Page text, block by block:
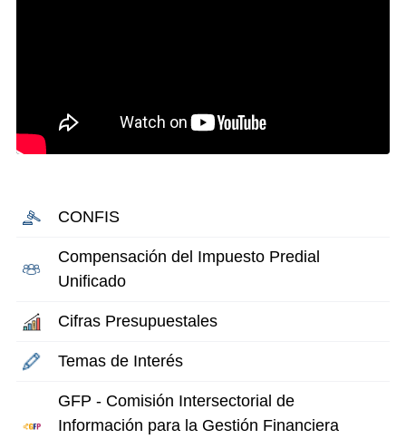
CONFIS
Compensación del Impuesto Predial
Unificado
Cifras Presupuestales
Temas de Interés
GFP - Comisión Intersectorial de
Información para la Gestión Financiera